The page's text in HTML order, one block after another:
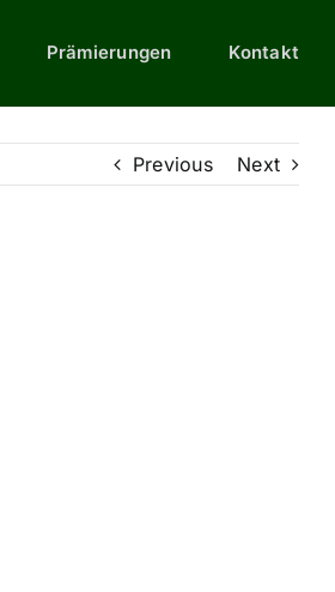
Prämierungen Kontakt
Previous Next